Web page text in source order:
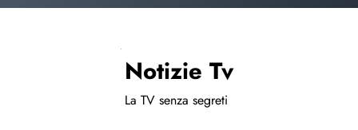
Notizie Tv
La TV senza segreti